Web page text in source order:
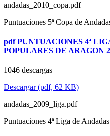
andadas_2010_copa.pdf
Puntuaciones 5ª Copa de
pdf PUNTUACIONES 4ª
POPULARES DE ARAGON
1046 descargas
Descargar(pdf, 62 KB)
andadas_2009_liga.pdf
Puntuaciones 4ª Liga de